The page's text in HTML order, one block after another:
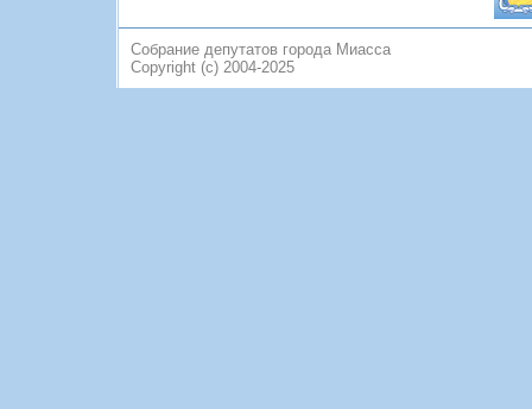
Собрание депутатов города Миасса
Copyright (c) 2004-2025